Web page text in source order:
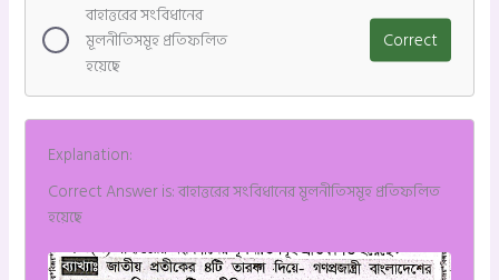
বাহাত্তরের সংবিধানের
মূলনীতিসমূহ প্রতিফলিত
হয়েছে
Correct
Explanation:
Correct Answer is: বাহাত্তরের সংবিধানের মূলনীতিসমূহ প্রতিফলিত
হয়েছে